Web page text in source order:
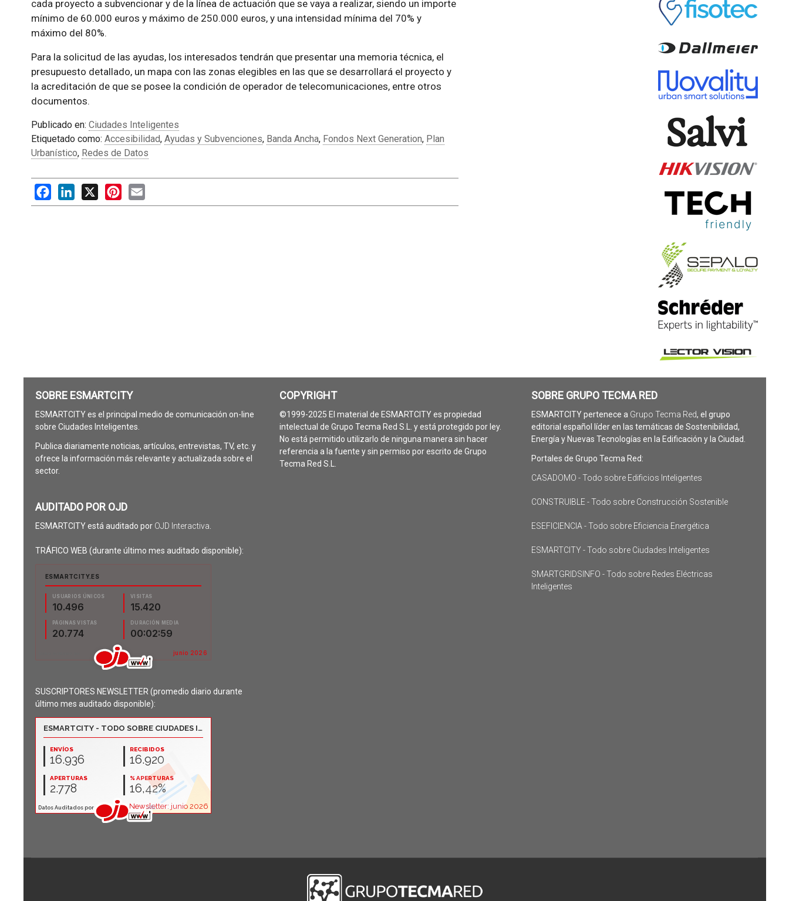
cada proyecto a subvencionar y de la línea de actuación que se vaya a realizar, siendo un importe
mínimo de 60.000 euros y máximo de 250.000 euros, y una intensidad mínima del 70% y
máximo del 80%.
Para la solicitud de las ayudas, los interesados tendrán que presentar una memoria técnica, el
presupuesto detallado, un mapa con las zonas elegibles en las que se desarrollará el proyecto y
la acreditación de que se posee la condición de operador de telecomunicaciones, entre otros
documentos.
Publicado en: Ciudades Inteligentes
Etiquetado como: Accesibilidad, Ayudas y Subvenciones, Banda Ancha, Fondos Next Generation, Plan
Urbanístico, Redes de Datos
FacebookLinkedIn
X PinterestEmail
SOBRE ESMARTCITY
ESMARTCITY es el principal medio de comunicación on-line
sobre Ciudades Inteligentes.
Publica diariamente noticias, artículos, entrevistas, TV, etc. y
ofrece la información más relevante y actualizada sobre el
sector.
AUDITADO POR OJD
ESMARTCITY está auditado por OJD Interactiva
TRÁFICO WEB (durante último mes auditado disponible):
SUSCRIPTORES NEWSLETTER (promedio diario durante
último mes auditado disponible):
COPYRIGHT
©1999-2025 El material de ESMARTCITY es propiedad
intelectual de Grupo Tecma Red S.L. y está protegido por ley.
No está permitido utilizarlo de ninguna manera sin hacer
referencia a la fuente y sin permiso por escrito de Grupo
Tecma Red S.L.
SOBRE GRUPO TECMA RED
ESMARTCITY pertenece a Grupo Tecma Red, el grupo
editorial español líder en las temáticas de Sostenibilidad,
Energía y Nuevas Tecnologías en la Edificación y la Ciudad.
Portales de Grupo Tecma Red:
CASADOMO - Todo sobre Edificios Inteligentes
CONSTRUIBLE - Todo sobre Construcción Sostenible
ESEFICIENCIA - Todo sobre Eficiencia Energética
ESMARTCITY - Todo sobre Ciudades Inteligentes
SMARTGRIDSINFO - Todo sobre Redes Eléctricas
Inteligentes